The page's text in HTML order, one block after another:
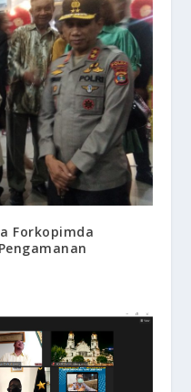
Forkopimda